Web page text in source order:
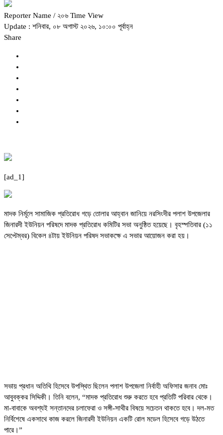
Reporter Name / ২০৬ Time View
Update : শনিবার, ০৮ অগাস্ট ২০২৬, ১০:০০ পূর্বাহ্ন
Share
[ad_1]
মাদক নির্মূলে সামাজিক প্রতিরোধ গড়ে তোলার আহ্বান জানিয়ে নরসিংদীর পলাশ উপজেলার
জিনারদী ইউনিয়ন পরিষদে মাদক প্রতিরোধ কমিটির সভা অনুষ্ঠিত হয়েছে। বৃহস্পতিবার (১১
সেপ্টেম্বর) বিকেল ৪টায় ইউনিয়ন পরিষদ সভাকক্ষে এ সভার আয়োজন করা হয়।
সভায় প্রধান অতিথি হিসেবে উপস্থিত ছিলেন পলাশ উপজেলা নির্বাহী অফিসার জনাব মোঃ
আবুবক্কর সিদ্দিকী। তিনি বলেন, “মাদক প্রতিরোধ শুরু করতে হবে প্রতিটি পরিবার থেকে।
মা-বাবাকে অবশ্যই সন্তানদের চলাফেরা ও সঙ্গী-সাথীর বিষয়ে সচেতন থাকতে হবে। দল-মত
নির্বিশেষে একসাথে কাজ করলে জিনারদী ইউনিয়ন একটি রোল মডেল হিসেবে গড়ে উঠতে
পারে।”